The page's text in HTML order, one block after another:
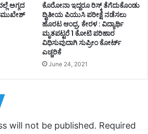
ಅಗ್ಗದ
ಮುಖೇಶ್‌
ಕೊರೋನಾ ಇದ್ದರೂ ರಿಸ್ಕ್ ತೆಗೆದುಕೊಂಡು
ದ್ವಿತೀಯ ಪಿಯುಸಿ ಪರೀಕ್ಷೆ ನಡೆಸಲು
ಹೊರಟ ಆಂಧ್ರ, ಕೇರಳ : ವಿದ್ಯಾರ್ಥಿ
ಮೃತಪಟ್ಟರೆ 1 ಕೋಟಿ ಪರಿಹಾರ
ವಿಧಿಸುವುದಾಗಿ ಸುಪ್ರೀಂ ಕೋರ್ಟ್
ಎಚ್ಚರಿಕೆ
June 24, 2021
will not be published. Required